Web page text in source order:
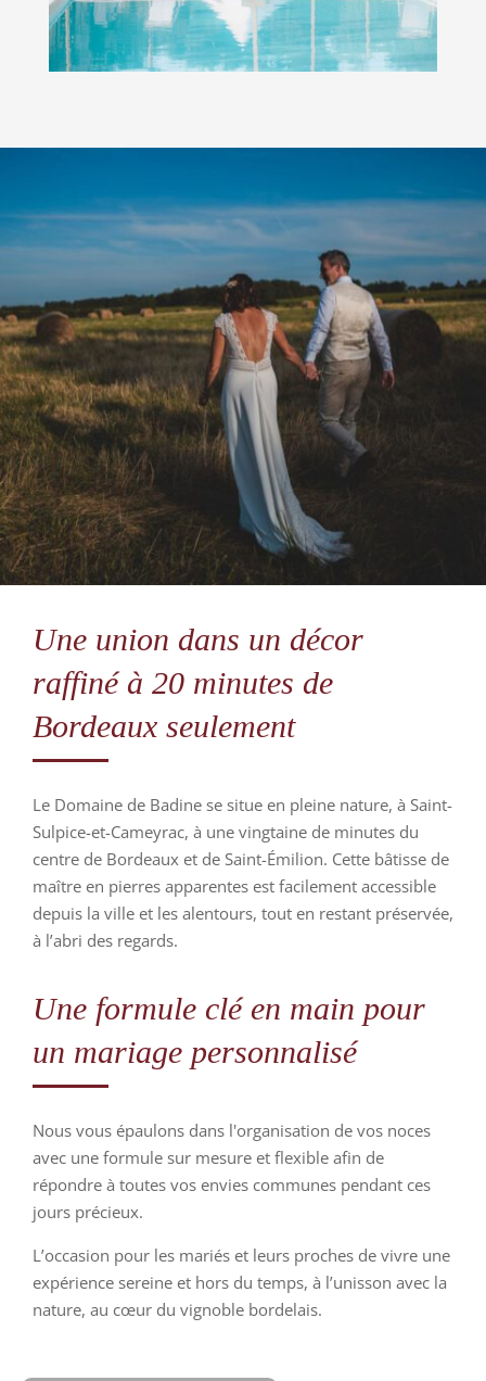
Une union dans un décor
raffiné à 20 minutes de
Bordeaux seulement
Le Domaine de Badine se situe en pleine nature, à Saint-
Sulpice-et-Cameyrac, à une vingtaine de minutes du
centre de Bordeaux et de Saint-Émilion. Cette bâtisse de
maître en pierres apparentes est facilement accessible
depuis la ville et les alentours, tout en restant préservée,
à l’abri des regards.
Une formule clé en main pour
un mariage personnalisé
Nous vous épaulons dans l'organisation de vos noces
avec une formule sur mesure et flexible afin de
répondre à toutes vos envies communes pendant ces
jours précieux.
L’occasion pour les mariés et leurs proches de vivre une
expérience sereine et hors du temps, à l’unisson avec la
nature, au cœur du vignoble bordelais.